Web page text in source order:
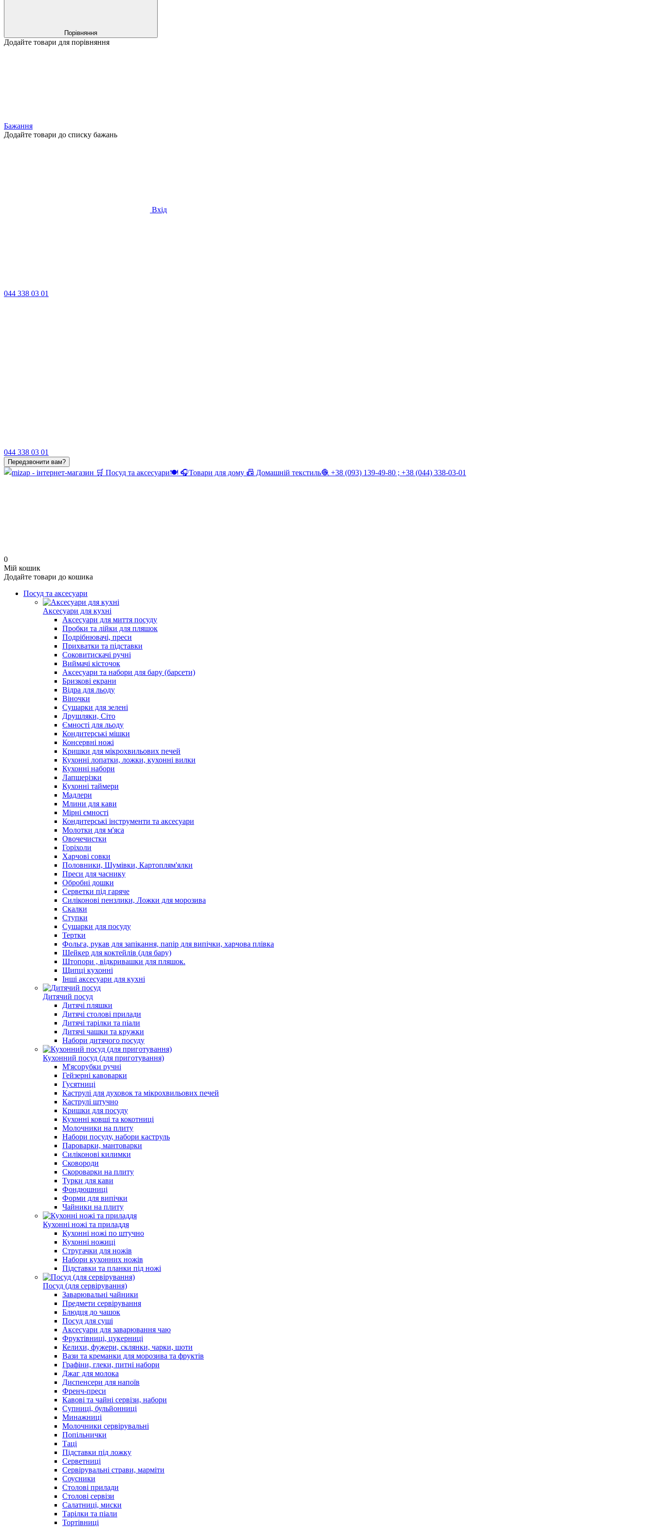
Порівняння
Додайте товари для порівняння
Бажання
Додайте товари до списку бажань
Вхід
044 338 03 01
044 338 03 01
Передзвонити вам?
0
Мій кошик
Додайте товари до кошика
Посуд та аксесуари
Аксесуари для кухні
Аксесуари для миття посуду
Пробки та лійки для пляшок
Подрібнювачі, преси
Прихватки та підставки
Соковитискачі ручні
Виймачі кісточок
Аксесуари та набори для бару (барсети)
Бризкові екрани
Відра для льоду
Віночки
Сушарки для зелені
Друшляки, Сіто
Ємності для льоду
Кондитерські мішки
Консервні ножі
Кришки для мікрохвильових печей
Кухонні лопатки, ложки, кухонні вилки
Кухонні набори
Лапшерізки
Кухонні таймери
Мадлери
Млини для кави
Мірні ємності
Кондитерські інструменти та аксесуари
Молотки для м'яса
Овочечистки
Горіхоли
Харчові совки
Половники, Шумівки, Картоплям'ялки
Преси для часнику
Обробні дошки
Серветки під гаряче
Силіконові пензлики, Ложки для морозива
Скалки
Ступки
Сушарки для посуду
Тертки
Фольга, рукав для запікання, папір для випічки, харчова плівка
Шейкер для коктейлів (для бару)
Штопори , відкривашки для пляшок.
Щипці кухонні
Інші аксесуари для кухні
Дитячий посуд
Дитячі пляшки
Дитячі столові прилади
Дитячі тарілки та піали
Дитячі чашки та кружки
Набори дитячого посуду
Кухонний посуд (для приготування)
М'ясорубки ручні
Гейзерні кавоварки
Гусятниці
Каструлі для духовок та мікрохвильових печей
Каструлі штучно
Кришки для посуду
Кухонні ковші та кокотниці
Молочники на плиту
Набори посуду, набори каструль
Пароварки, мантоварки
Силіконові килимки
Сковороди
Скороварки на плиту
Турки для кави
Фондюшниці
Форми для випічки
Чайники на плиту
Кухонні ножі та приладдя
Кухонні ножі по штучно
Кухонні ножиці
Стругачки для ножів
Набори кухонних ножів
Підставки та планки під ножі
Посуд (для сервірування)
Заварювальні чайники
Предмети сервірування
Блюдця до чашок
Посуд для суші
Аксесуари для заварювання чаю
Фруктівниці, цукерниці
Келихи, фужери, склянки, чарки, шоти
Вази та креманки для морозива та фруктів
Графіни, глеки, питні набори
Джаг для молока
Диспенсери для напоїв
Френч-преси
Кавові та чайні сервізи, набори
Супниці, бульйонниці
Минажниці
Молочники сервірувальні
Попільнички
Таці
Підставки під ложку
Серветниці
Сервірувальні страви, марміти
Соусники
Столові прилади
Столові сервізи
Салатниці, миски
Тарілки та піали
Тортівниці